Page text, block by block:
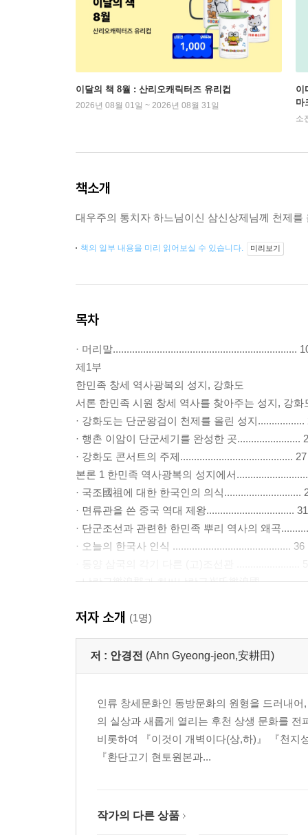
이달의 책 8월 : 산리오캐릭터즈 유리컵
2026년 08월 01일 ~ 2026년 08월 31일
이
마
소
책소개
대우주의 통치자 하느님이신 삼신상제님께 천제
책의 일부 내용을 미리 읽어보실 수 있습니다. 미리보기
목차
· 머리말...................................................................
제1부
한민족 창세 역사광복의 성지, 강화도
서론 한민족 시원 창세 역사를 찾아주는 성지, 강화
· 강화도는 단군왕검이 천제를 올린 성지.................
· 행촌 이암이 단군세기를 완성한 곳.......................
· 강화도 콘서트의 주제......................................... 27
본론 1 한민족 역사광복의 성지에서
· 국조國祖에 대한 한국인의 의식............................
· 면류관을 쓴 중국 역대 제왕................................ 31
· 단군조선과 관련한 한민족 뿌리 역사의 왜곡
· 오늘의 한국사 인식 ........................................... 36
· 낙랑군樂浪郡과 최씨낙랑국崔氏樂浪國
· 지금은 역사를 상실한 암흑시대...........................
제2부
· 소전거사와 역사 문화 회복의 주인공 3인방
· 해학 이기와 운초 계연수..................................... 78
· 이존비李尊庇의 역사 정신...................................
본론 2 동방 천자의 나라, 단군조선
· 삼왕조三王朝로 전개된 단군조선..........................
저자 소개 (1명)
저 : 안경전 (Ahn Gyeong-jeon,安耕田)
인류 창세문화인 동방문화의 원형을 드러내
의 실상과 새롭게 열리는 후천 상생 문화를
비롯하여 『이것이 개벽이다(상,하)』 『천지
『환단고기 현토원본과...
작가의 다른 상품